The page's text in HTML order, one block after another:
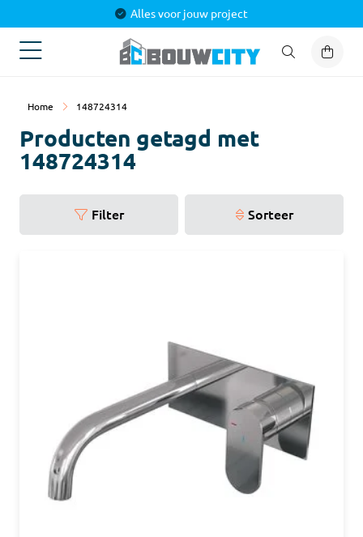
Alles voor jouw project
Home 148724314
Producten getagd met
148724314
Filter Sorteer